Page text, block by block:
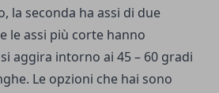
la seconda ha assi di due
le assi più corte hanno
aggira intorno ai 45 – 60 gradi
Le opzioni che hai sono